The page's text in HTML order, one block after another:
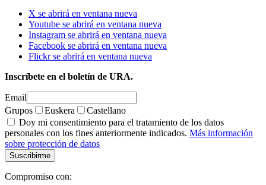
X se abrirá en ventana nueva
Youtube se abrirá en ventana nueva
Instagram se abrirá en ventana nueva
Facebook se abrirá en ventana nueva
Flickr se abrirá en ventana nueva
Inscríbete en el boletín de URA.
Email
Grupos
Euskera
Castellano
Doy mi consentimiento para el tratamiento de los datos
personales con los fines anteriormente indicados. Más información
sobre protección de datos
Compromiso con: